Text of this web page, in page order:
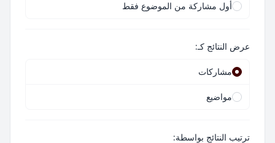
أول مشاركة من الموضوع فقط
عرض النتائج كـ:
مشاركات
مواضيع
ترتيب النتائج بواسطة: